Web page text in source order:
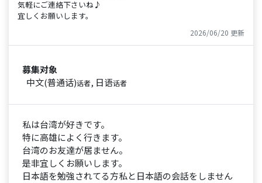
気軽にご連絡下さいね♪
宜しくお願いします。
2026/06/20 更新
募集对象
中文(普通话)话者, 日语话者
私は台湾が好きです。
特に高雄によく行きます。
台湾のお友達が居ません。
是非宜しくお願いします。
日本語を勉強されてる方私と日本語の会話をしません